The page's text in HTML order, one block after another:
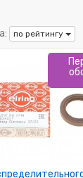
по рейтингу